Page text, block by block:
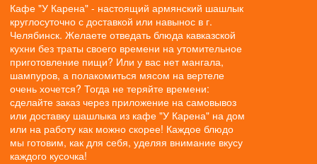
Кафе "У Карена" - настоящий армянский шашлык
круглосуточно с доставкой или навынос в г.
Челябинск. Желаете отведать блюда кавказской
кухни без траты своего времени на утомительное
приготовление пищи? Или у вас нет мангала,
шампуров, а полакомиться мясом на вертеле
очень хочется? Тогда не теряйте времени:
сделайте заказ через приложение на самовывоз
или доставку шашлыка из кафе "У Карена" на дом
или на работу как можно скорее! Каждое блюдо
мы готовим, как для себя, уделяя внимание вкусу
каждого кусочка!